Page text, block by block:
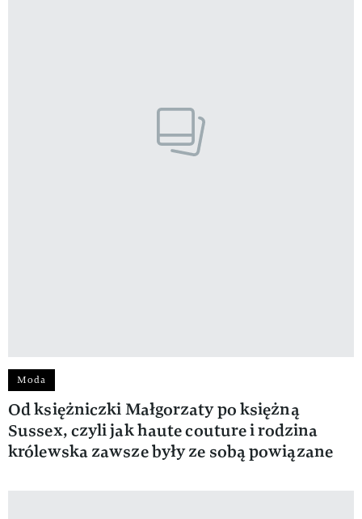
Moda
Od księżniczki Małgorzaty po księżną
Sussex, czyli jak haute couture i rodzina
królewska zawsze były ze sobą powiązane